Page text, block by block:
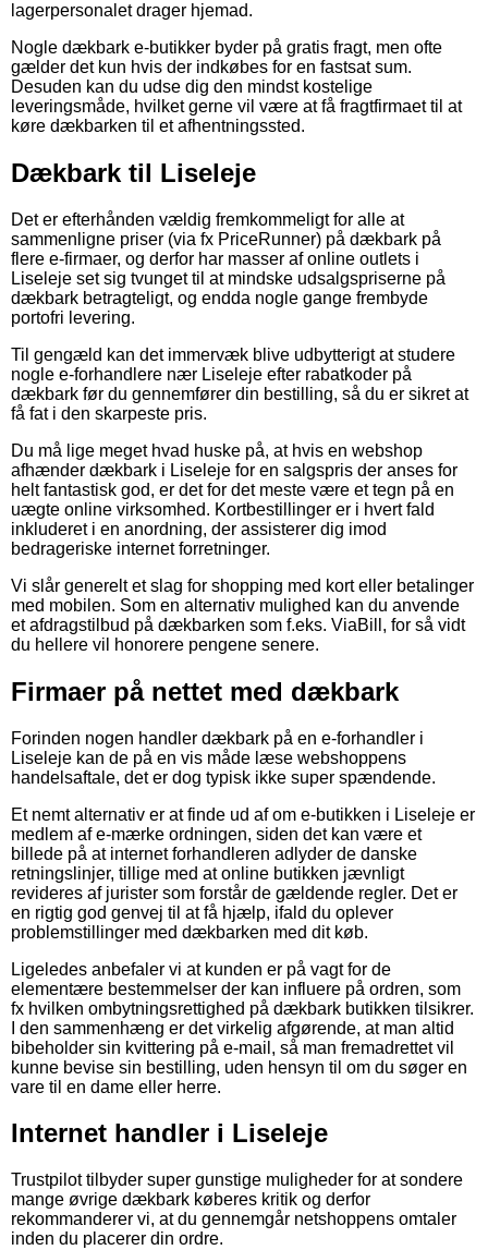
lagerpersonalet drager hjemad.
Nogle dækbark e-butikker byder på gratis fragt, men ofte
gælder det kun hvis der indkøbes for en fastsat sum.
Desuden kan du udse dig den mindst kostelige
leveringsmåde, hvilket gerne vil være at få fragtfirmaet til at
køre dækbarken til et afhentningssted.
Dækbark til Liseleje
Det er efterhånden vældig fremkommeligt for alle at
sammenligne priser (via fx PriceRunner) på dækbark på
flere e-firmaer, og derfor har masser af online outlets i
Liseleje set sig tvunget til at mindske udsalgspriserne på
dækbark betragteligt, og endda nogle gange frembyde
portofri levering.
Til gengæld kan det immervæk blive udbytterigt at studere
nogle e-forhandlere nær Liseleje efter rabatkoder på
dækbark før du gennemfører din bestilling, så du er sikret at
få fat i den skarpeste pris.
Du må lige meget hvad huske på, at hvis en webshop
afhænder dækbark i Liseleje for en salgspris der anses for
helt fantastisk god, er det for det meste være et tegn på en
uægte online virksomhed. Kortbestillinger er i hvert fald
inkluderet i en anordning, der assisterer dig imod
bedrageriske internet forretninger.
Vi slår generelt et slag for shopping med kort eller betalinger
med mobilen. Som en alternativ mulighed kan du anvende
et afdragstilbud på dækbarken som f.eks. ViaBill, for så vidt
du hellere vil honorere pengene senere.
Firmaer på nettet med dækbark
Forinden nogen handler dækbark på en e-forhandler i
Liseleje kan de på en vis måde læse webshoppens
handelsaftale, det er dog typisk ikke super spændende.
Et nemt alternativ er at finde ud af om e-butikken i Liseleje er
medlem af e-mærke ordningen, siden det kan være et
billede på at internet forhandleren adlyder de danske
retningslinjer, tillige med at online butikken jævnligt
revideres af jurister som forstår de gældende regler. Det er
en rigtig god genvej til at få hjælp, ifald du oplever
problemstillinger med dækbarken med dit køb.
Ligeledes anbefaler vi at kunden er på vagt for de
elementære bestemmelser der kan influere på ordren, som
fx hvilken ombytningsrettighed på dækbark butikken tilsikrer.
I den sammenhæng er det virkelig afgørende, at man altid
bibeholder sin kvittering på e-mail, så man fremadrettet vil
kunne bevise sin bestilling, uden hensyn til om du søger en
vare til en dame eller herre.
Internet handler i Liseleje
Trustpilot tilbyder super gunstige muligheder for at sondere
mange øvrige dækbark køberes kritik og derfor
rekommanderer vi, at du gennemgår netshoppens omtaler
inden du placerer din ordre.